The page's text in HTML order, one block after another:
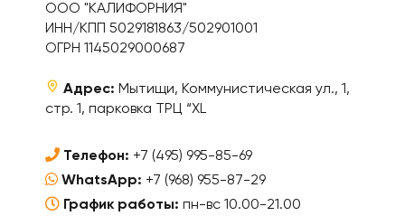
ООО "КАЛИФОРНИЯ"
ИНН/КПП 5029181863/502901001
ОГРН 1145029000687
Адрес: Мытищи, Коммунистическая ул., 1,
стр. 1, парковка ТРЦ “XL
Телефон: +7 (495) 995-85-69
WhatsApp: +7 (968) 955-87-29
График работы: пн-вс 10.00-21.00